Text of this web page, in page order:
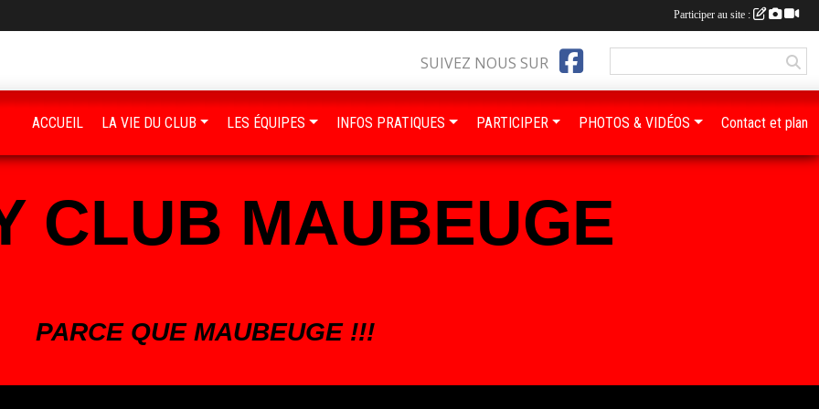
CLUB MAUBEUGE
PARCE QUE MAUBEUGE !!!
SUIVEZ NOUS SUR
ACCUEIL LA VIE DU CLUB LES ÉQUIPES INFOS PRATIQUES PARTICIPER PHOTOS & VIDÉOS Contact et plan
Participer au site :